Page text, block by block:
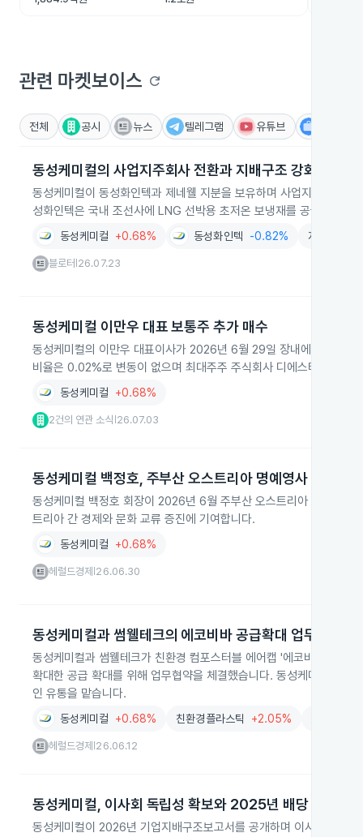
관련 마켓보이스 refresh
전체 공시 뉴스 텔레그램 유튜브
동성케미컬의 사업지주회사 전환과 지배구조 강화
동성케미컬이 동성화인텍과 제네웰 지분을 보유하며 사업지주회사
성화인텍은 국내 조선사에 LNG 선박용 초저온 보냉재를 공급해 그
동성케미컬 +0.68% 동성화인텍 -0.82% 지주회사
블로터 26.07.23
동성케미컬 이만우 대표 보통주 추가 매수
동성케미컬의 이만우 대표이사가 2026년 6월 29일 장내에서 보통
비율은 0.02%로 변동이 없으며 최대주주 주식회사 디에스티아이가
동성케미컬 +0.68%
2건의 연관 소식 26.07.03
동성케미컬 백정호, 주부산 오스트리아 명예영사 임명
동성케미컬 백정호 회장이 2026년 6월 주부산 오스트리아 명예영사
트리아 간 경제와 문화 교류 증진에 기여합니다.
동성케미컬 +0.68%
헤럴드경제 26.06.30
동성케미컬과 썸웰테크의 에코비바 공급확대 업무협약
동성케미컬과 썸웰테크가 친환경 컴포스터블 에어캡 '에코비바'의 유
확대한 공급 확대를 위해 업무협약을 체결했습니다. 동성케미컬은 원
인 유통을 맡습니다.
동성케미컬 +0.68% 친환경플라스틱 +2.05%
헤럴드경제 26.06.12
동성케미컬, 이사회 독립성 확보와 2025년 배당 발표
동성케미컬이 2026년 기업지배구조보고서를 공개하며 이사회 구성